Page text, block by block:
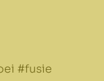
#fusie